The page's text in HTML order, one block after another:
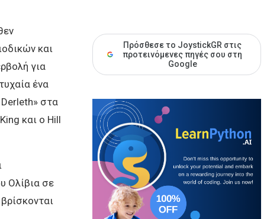
και
για
ένα
στα
και ο Hill
Ολίβια σε
Πρόσθεσε το JoystickGR στις
προτεινόμενες πηγές σου στη
Google